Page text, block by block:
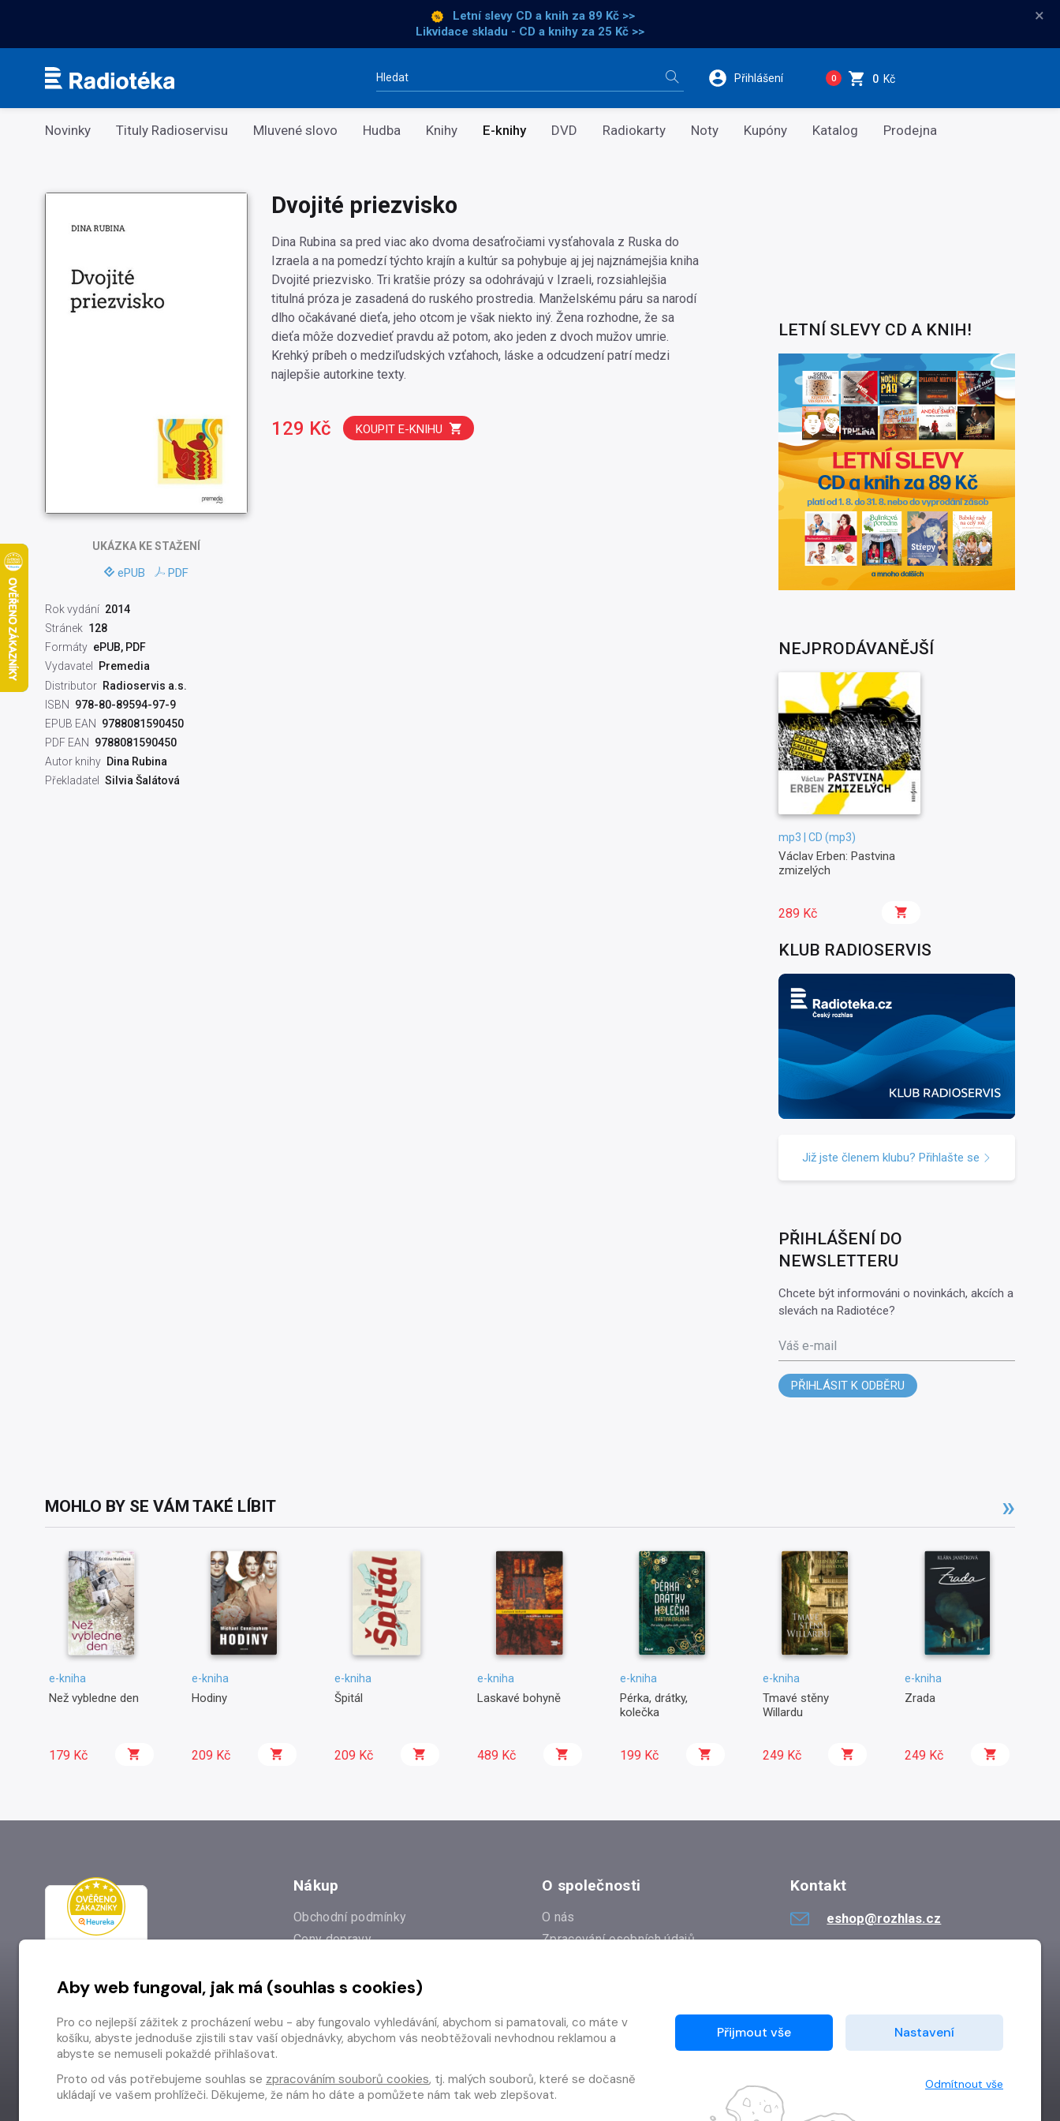
Letní slevy CD a knih za 89 Kč >>
Likvidace skladu - CD a knihy za 25 Kč >>
×
Vyhledávání Přihlášení 0 0 Kč
Kategorie
Novinky Tituly Radioservisu Mluvené slovo Hudba Knihy E-knihy DVD Radiokarty Noty Kupóny Katalog Prodejna
UKÁZKAKE STAŽENÍ
ePUB PDF
Rok vydání 2014
Stránek 128
Formáty ePUB, PDF
Vydavatel
Premedia
Distributor Radioservis a.s.
ISBN
978-80-89594-97-9
EPUB EAN
9788081590450
PDF EAN
9788081590450
Autor knihy Dina Rubina
Překladatel
Silvia Šalátová
Dvojité priezvisko
Dina Rubina sa pred viac ako dvoma desaťročiami vysťahovala z Ruska do
Izraela a na pomedzí týchto krajín a kultúr sa pohybuje aj jej najznámejšia kniha
Dvojité priezvisko. Tri kratšie prózy sa odohrávajú v Izraeli, rozsiahlejšia
titulná próza je zasadená do ruského prostredia. Manželskému páru sa narodí
dlho očakávané dieťa, jeho otcom je však niekto iný. Žena rozhodne, že sa
dieťa môže dozvedieť pravdu až potom, ako jeden z dvoch mužov umrie.
Krehký príbeh o medziľudských vzťahoch, láske a odcudzení patrí medzi
najlepšie autorkine texty.
129 Kč KOUPIT E-KNIHU
LETNÍ SLEVY CD A KNIH!
NEJPRODÁVANĚJŠÍ
mp3 | CD (mp3)
Václav Erben: Pastvina
zmizelých
289 Kč
KLUB RADIOSERVIS
Již jste členem klubu? Přihlašte se
PŘIHLÁŠENÍ DO
NEWSLETTERU
Chcete být informováni o novinkách, akcích a
slevách na Radiotéce?
Váš e-mail
PŘIHLÁSIT K ODBĚRU
MOHLO BY SE VÁM TAKÉ LÍBIT
e-kniha
Než vybledne den
179 Kč
e-kniha
Hodiny
209 Kč
e-kniha
Špitál
209 Kč
e-kniha
Laskavé bohyně
489 Kč
e-kniha
Pérka, drátky,
kolečka
199 Kč
e-kniha
Tmavé stěny
Willardu
249 Kč
e-kniha
Zrada
249 Kč
Nákup
Obchodní podmínky
Ceny dopravy
Prodejna
Odstoupení od smlouvy
O společnosti
O nás
Zpracování osobních údajů
Kontakt
eshop@rozhlas.cz
Aby web fungoval, jak má (souhlas s cookies)
Pro co nejlepší zážitek z procházení webu - aby fungovalo vyhledávání, abychom si pamatovali, co máte v
košíku, abyste jednoduše zjistili stav vaší objednávky, abychom vás neobtěžovali nevhodnou reklamou a
abyste se nemuseli pokaždé přihlašovat.
Proto od vás potřebujeme souhlas se zpracováním souborů cookies, tj. malých souborů, které se dočasně
ukládají ve vašem prohlížeči. Děkujeme, že nám ho dáte a pomůžete nám tak web zlepšovat.
Přijmout vše Nastavení
Odmítnout vše